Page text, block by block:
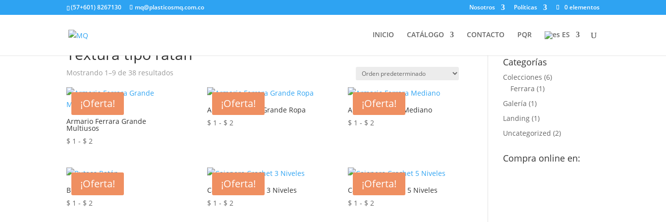
(57+601) 8267130 mq@plasticosmq.com.co Nosotros Políticas 0 elementos
INICIO CATÁLOGO CONTACTO PQR ES
Inicio/ Productos etiquetados “Textura tipo ratán”
Textura tipo ratán
Mostrando 1–9 de 38 resultados
¡Oferta!
Armario Ferrara Grande
Multiusos
$ 1 - $ 2
desde
$ 1
hasta
$ 2
¡Oferta!
Armario Ferrara Grande Ropa
$ 1 - $ 2Rango
hasta
$ 2
¡Oferta!
Armario Ferrara Mediano
$ 1 - $ 2Rango
hasta
$ 2
¡Oferta!
Butaco Ratán
$ 1 - $ 2
¡Oferta!
Cajonero Crochet 3 Niveles
$ 1 - $ 2Rango
¡Oferta!
Cajonero Crochet 5 Niveles
$ 1 - $ 2Rango
Productos Destacados
Categorías
Colecciones (6)
Ferrara (1)
Galería (1)
Landing (1)
Uncategorized (2)
Compra online en: